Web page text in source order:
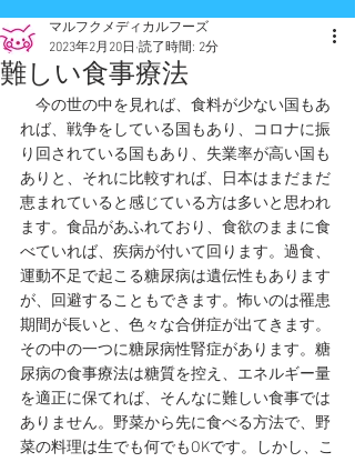
難しい食事療法
マルフクメディカルフーズ
2023年2月20日 読了時間: 2分
今の世の中を見れば、食料が少ない国もあ
れば、戦争をしている国もあり、コロナに振
り回されている国もあり、失業率が高い国も
ありと、それに比較すれば、日本はまだまだ
恵まれていると感じている方は多いと思われ
ます。食品があふれており、食欲のままに食
べていれば、疾病が付いて回ります。過食、
運動不足で起こる糖尿病は遺伝性もあります
が、回避することもできます。怖いのは罹患
期間が長いと、色々な合併症が出てきます。
その中の一つに糖尿病性腎症があります。糖
尿病の食事療法は糖質を控え、エネルギー量
を適正に保てれば、そんなに難しい食事では
ありません。野菜から先に食べる方法で、野
菜の料理は生でも何でもOKです。しかし、こ